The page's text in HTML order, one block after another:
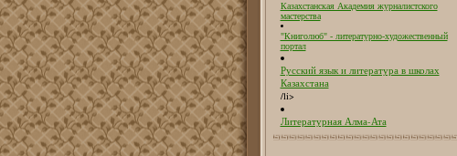
Казахстанская Академия журналистского
мастерства
"Книголюб" - литературно-художественный
портал
Русский язык и литература в школах
Казахстана
/li>
Литературная Алма-Ата